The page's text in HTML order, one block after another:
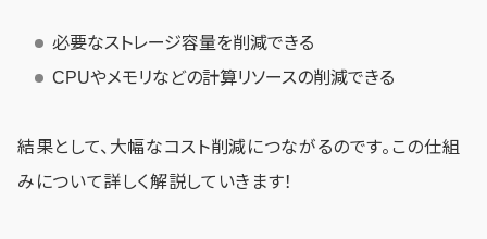
必要なストレージ容量を削減できる
CPUやメモリなどの計算リソースの削減できる
結果として、大幅なコスト削減につながるのです。この仕組
みについて詳しく解説していきます！